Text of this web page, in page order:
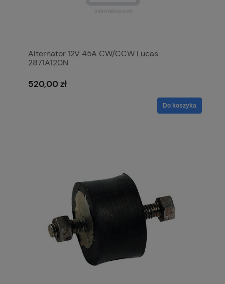
Alternator 12V 45A CW/CCW Lucas
2871A120N
520,00 zł
Do koszyka